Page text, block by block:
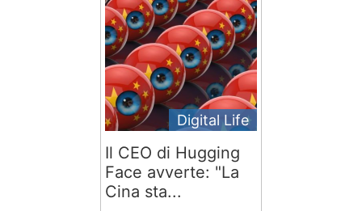
Digital Life
Il CEO di Hugging
Face avverte: "La
Cina sta...